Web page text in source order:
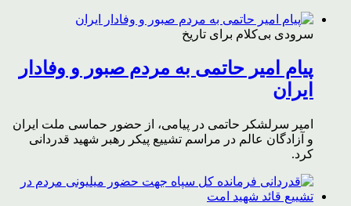
سرودی بی‌کلام برای تاریخ
پیام امیر حاتمی به مردم صبور و وفادار
ایران
امیر سرلشکر حاتمی در پیامی، از حضور حماسی ملت ایران
و آزادگان عالم در مراسم تشییع پیکر رهبر شهید قدردانی
کرد.